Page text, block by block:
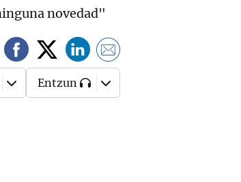
novedad"
Entzun